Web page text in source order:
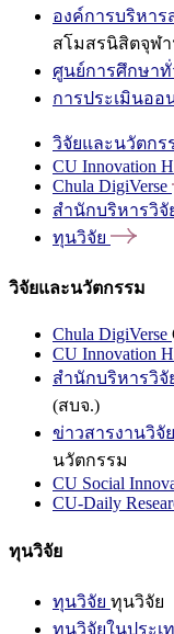
องค์การบริหาร
สโมสรนิสิตจุฬา
ศูนย์การศึกษาทั่
การประเมินออ
วิจัยและนวัตกร
CU Innovation
Chula DigiVerse
สำนักบริหารวิจั
ทุนวิจัย
วิจัยและนวัตกรรม
Chula DigiVerse
CU Innovation
สำนักบริหารวิจั
(สบจ.)
ข่าวสารงานวิจั
นวัตกรรม
CU Social
CU-Daily
ทุนวิจัย
ทุนวิจัย ทุนวิจัย
ทุนวิจัยในประเ